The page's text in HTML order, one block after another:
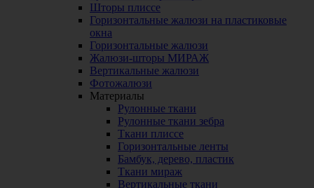
Шторы плиссе
Горизонтальные жалюзи на пластиковые
окна
Горизонтальные жалюзи
Жалюзи-шторы МИРАЖ
Вертикальные жалюзи
Фотожалюзи
Материалы
Рулонные ткани
Рулонные ткани зебра
Ткани плиссе
Горизонтальные ленты
Бамбук, дерево, пластик
Ткани мираж
Вертикальные ткани